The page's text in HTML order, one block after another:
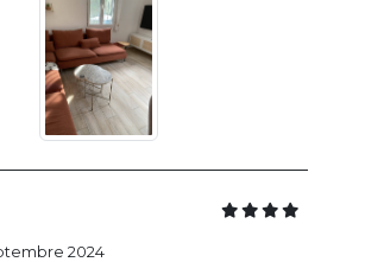
2024